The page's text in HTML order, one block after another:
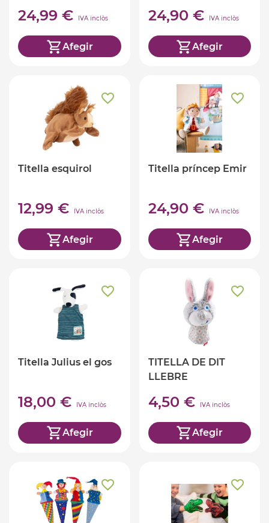
24,99 € IVA inclòs
Afegir
24,90 € IVA inclòs
Afegir
Titella esquirol
12,99 € IVA inclòs
Afegir
Titella príncep Emir
24,90 € IVA inclòs
Afegir
Titella Julius el gos
18,00 € IVA inclòs
Afegir
TITELLA DE DIT
LLEBRE
4,50 € IVA inclòs
Afegir